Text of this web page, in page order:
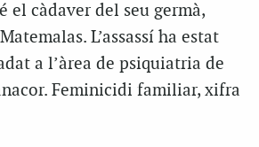
el càdaver del seu germà,
L’assassí ha estat
a l’àrea de psiquiatria de
Feminicidi familiar, xifra